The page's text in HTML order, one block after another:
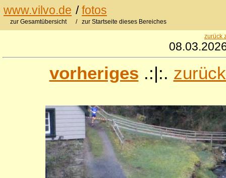
www.vilvo.de /fotos
zur Gesamtübersicht / zur Startseite dieses Bereiches
zurück
vorheriges .:|:.